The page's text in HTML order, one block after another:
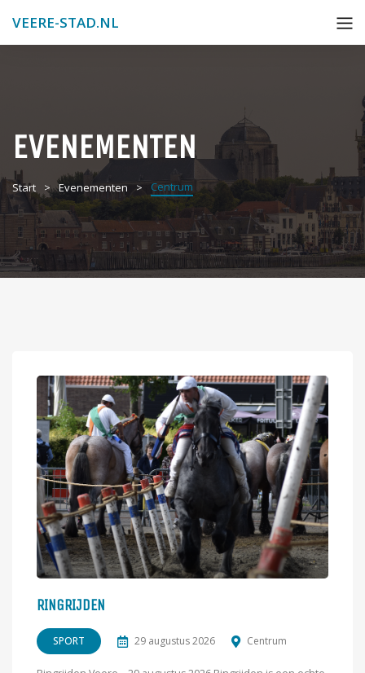
VEERE-STAD.NL
EVENEMENTEN
Start Evenementen Centrum
RINGRIJDEN
SPORT 29 augustus 2026 Centrum